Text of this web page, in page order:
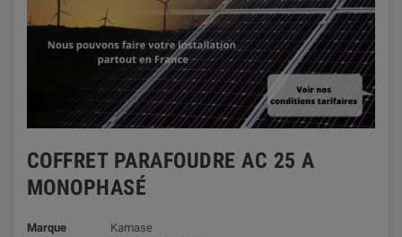
COFFRET PARAFOUDRE AC 25 A
MONOPHASÉ
Marque
Kamase